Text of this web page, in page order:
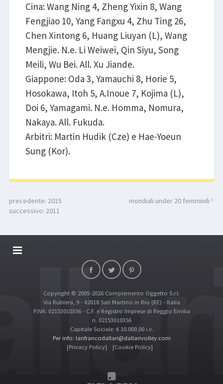
Cina: Wang Ning 4, Zheng Yixin 8, Wang
Fengjiao 10, Yang Fangxu 4, Zhu Ting 26,
Chen Xintong 6, Huang Liuyan (L), Wang
Mengjie. N.e. Li Weiwei, Qin Siyu, Song
Meili, Wu Bei. All. Xu Jiande.
Giappone: Oda 3, Yamauchi 8, Horie 5,
Hosokawa, Itoh 5, A.Inoue 7, Kojima (L),
Doi 6, Yamagami. N.e. Homma, Nomura,
Nakaya. All. Fukuda.
Arbitri: Martin Hudik (Cze) e Hae-Yoeun
Sung (Kor).
precedente: 2015
successivo: 2011
mondiali under 20 femminili
DALLARIVOLLEY SOSTIENE
TOP RICERCHE
SITE MAP
Copyright © 2005-2026 Complemento Oggetto S.r.l.
Via Rubiera, 9 - 42018 San Martino in Rio (RE) - Italia
P.IVA: 02153010356 - C.F. e Registro Imprese di Reggio Emilia
n. 02153010356
Capitale Sociale: € 10.000,00 i.v.
Per info: lanfrancodallari@dallarivolley.com
[Privacy Policy]
[Cookie Policy]